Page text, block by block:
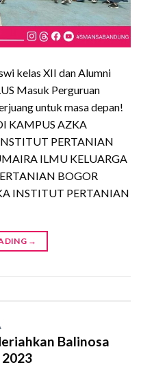
kelas XII dan Alumni
Masuk Perguruan
untuk masa depan!
KAMPUS AZKA
PERTANIAN
ILMU KELUARGA
BOGOR
INSTITUT PERTANIAN
→
Balinosa